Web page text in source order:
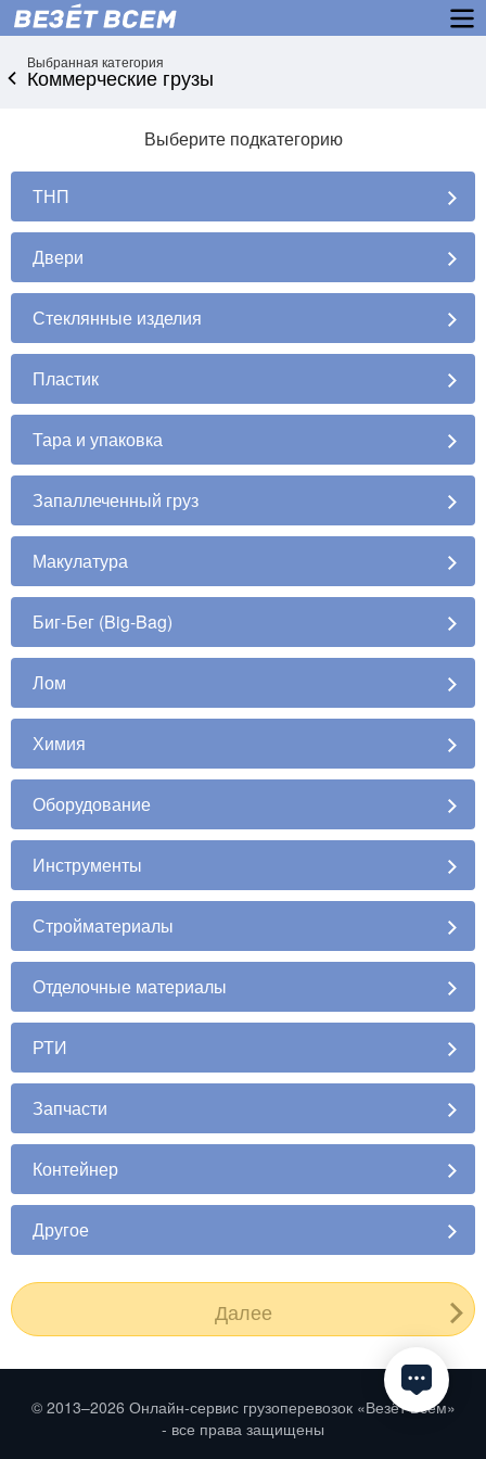
Выбранная категория
Коммерческие грузы
Выберите подкатегорию
ТНП
Двери
Стеклянные изделия
Пластик
Тара и упаковка
Запаллеченный груз
Макулатура
Биг-Бег (Big-Bag)
Лом
Химия
Оборудование
Инструменты
Стройматериалы
Отделочные материалы
РТИ
Запчасти
Контейнер
Другое
Далее
© 2013–2026 Онлайн-сервис грузоперевозок «Везёт Всем»
- все права защищены